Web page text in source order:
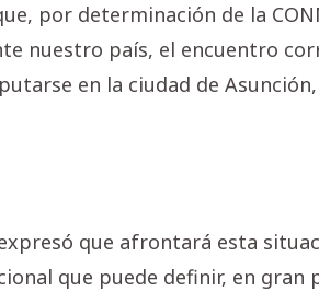
por determinación de la
nuestro país, el encuentro
en la ciudad de
que afrontará esta
que puede definir, en gran